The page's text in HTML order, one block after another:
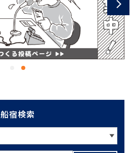
船宿検索